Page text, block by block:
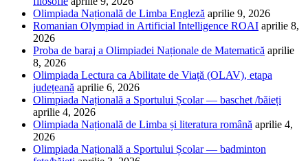
Olimpiada Națională de Limba Engleză aprilie 9, 2026
Romanian Olympiad in Artificial Intelligence ROAI aprilie 8,
2026
Proba de baraj a Olimpiadei Naționale de Matematică aprilie
8, 2026
Olimpiada Lectura ca Abilitate de Viață (OLAV), etapa
județeană aprilie 6, 2026
Olimpiada Națională a Sportului Școlar — baschet /băieți
aprilie 4, 2026
Olimpiada Națională de Limba și literatura română aprilie 4,
2026
Olimpiada Națională a Sportului Școlar — badminton